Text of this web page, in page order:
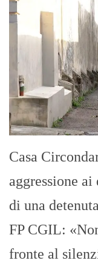
Casa
aggressione
di una
FP CGIL:
fronte al